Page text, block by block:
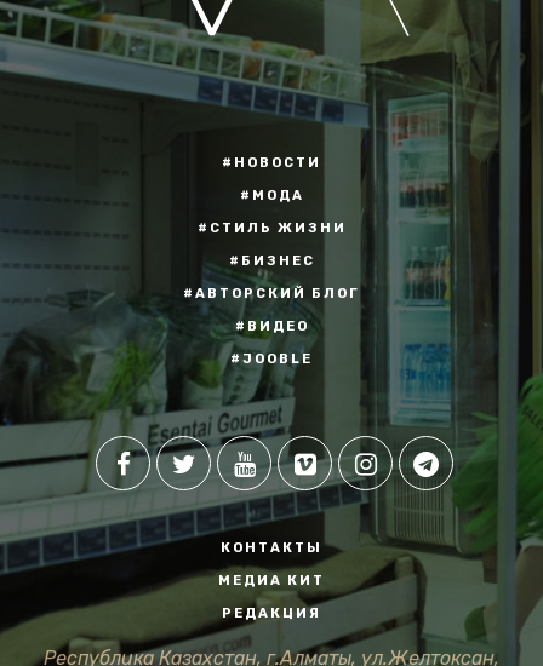
#НОВОСТИ
#МОДА
#СТИЛЬ ЖИЗНИ
#БИЗНЕС
#АВТОРСКИЙ БЛОГ
#ВИДЕО
#JOOBLE
КОНТАКТЫ
МЕДИА КИТ
РЕДАКЦИЯ
Республика Казахстан, г.Алматы, ул.Желтоксан,